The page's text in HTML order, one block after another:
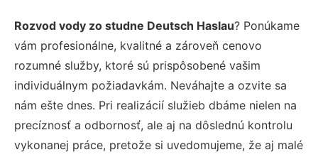
Rozvod vody zo studne Deutsch Haslau? Ponúkame
vám profesionálne, kvalitné a zároveň cenovo
rozumné služby, ktoré sú prispôsobené vašim
individuálnym požiadavkám. Neváhajte a ozvite sa
nám ešte dnes. Pri realizácií služieb dbáme nielen na
precíznosť a odbornosť, ale aj na dôslednú kontrolu
vykonanej práce, pretože si uvedomujeme, že aj malé